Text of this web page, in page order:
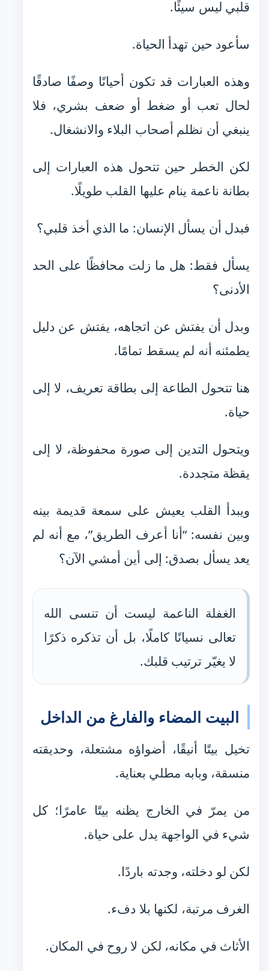
قلبي ليس سيئًا.
سأعود حين تهدأ الحياة.
وهذه العبارات قد تكون أحيانًا وصفًا صادقًا
لحال تعب أو ضغط أو ضعف بشري، فلا
ينبغي أن نظلم أصحاب البلاء والانشغال.
لكن الخطر حين تتحول هذه العبارات إلى
بطانة ناعمة ينام عليها القلب طويلًا.
فبدل أن يسأل الإنسان: ما الذي أخذ قلبي؟
يسأل فقط: هل ما زلت محافظًا على الحد
الأدنى؟
وبدل أن يفتش عن اتجاهه، يفتش عن دليل
يطمئنه أنه لم يسقط تمامًا.
هنا تتحول الطاعة إلى بطاقة تعريف، لا إلى
حياة.
ويتحول التدين إلى صورة محفوظة، لا إلى
يقظة متجددة.
ويبدأ القلب يعيش على سمعة قديمة بينه
وبين نفسه: “أنا أعرف الطريق”، مع أنه لم
يعد يسأل بصدق: إلى أين أمشي الآن؟
الغفلة الناعمة ليست أن تنسى الله
تعالى نسيانًا كاملًا، بل أن تذكره ذكرًا
لا يغيّر ترتيب قلبك.
البيت المضاء والفارغ من الداخل
تخيل بيتًا أنيقًا، أضواؤه مشتعلة، وحديقته
منسقة، وبابه مطلي بعناية.
من يمرّ في الخارج يظنه بيتًا عامرًا؛ كل
شيء في الواجهة يدل على حياة.
لكن لو دخلته، وجدته باردًا.
الغرف مرتبة، لكنها بلا دفء.
الأثاث في مكانه، لكن لا روح في المكان.